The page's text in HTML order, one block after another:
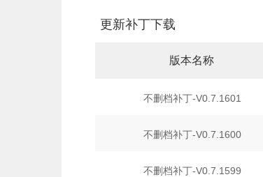
更新补丁下载
版本名称
不删档补丁-V0.7.1601
不删档补丁-V0.7.1600
不删档补丁-V0.7.1599